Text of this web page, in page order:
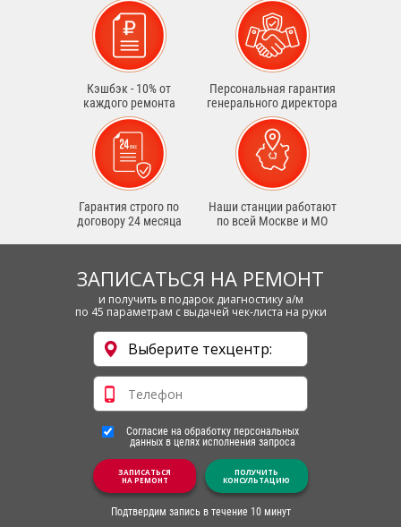
Кэшбэк - 10% от
каждого ремонта
Персональная гарантия
генерального директора
Гарантия строго по
договору 24 месяца
Наши станции работают
по всей Москве и МО
ЗАПИСАТЬСЯ НА РЕМОНТ
и получить в подарок диагностику а/м
по 45 параметрам с выдачей чек-листа на руки
Согласие на обработку персональных
данных в целях исполнения запроса
ЗАПИСАТЬСЯ
НА РЕМОНТ
ПОЛУЧИТЬ
КОНСУЛЬТАЦИЮ
Подтвердим запись в течение 10 минут